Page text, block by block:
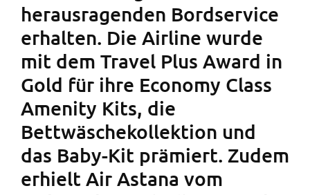
herausragenden Bordservice
erhalten. Die Airline wurde
mit dem Travel Plus Award in
Gold für ihre Economy Class
Amenity Kits, die
Bettwäschekollektion und
das Baby-Kit prämiert. Zudem
erhielt Air Astana vom